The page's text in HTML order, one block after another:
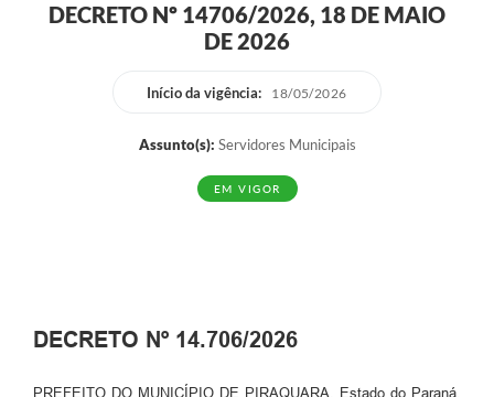
DECRETO Nº 14706/2026, 18 DE MAIO
DE 2026
Início da vigência: 18/05/2026
Assunto(s): Servidores Municipais
EM VIGOR
DECRETO Nº 14.706/2026
PREFEITO DO MUNICÍPIO DE PIRAQUARA, Estado do Paraná,